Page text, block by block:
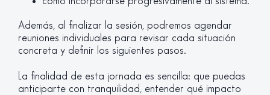
Además, al finalizar la sesión, podremos agendar
reuniones individuales para revisar cada situación
concreta y definir los siguientes pasos.
La finalidad de esta jornada es sencilla: que puedas
anticiparte con tranquilidad, entender qué impacto